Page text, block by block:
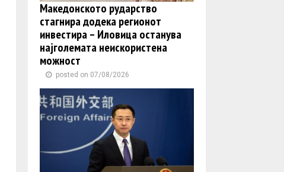
Македонското рударство
стагнира додека регионот
инвестира – Иловица останува
најголемата неискористена
можност
posted on 07/08/2026